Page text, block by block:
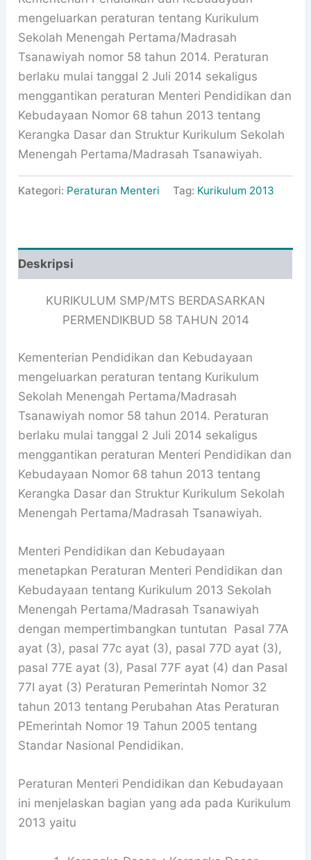
mengeluarkan peraturan tentang Kurikulum
Sekolah Menengah Pertama/Madrasah
Tsanawiyah nomor 58 tahun 2014. Peraturan
berlaku mulai tanggal 2 Juli 2014 sekaligus
menggantikan peraturan Menteri Pendidikan dan
Kebudayaan Nomor 68 tahun 2013 tentang
Kerangka Dasar dan Struktur Kurikulum Sekolah
Menengah Pertama/Madrasah Tsanawiyah.
Kategori: Peraturan Menteri Tag: Kurikulum 2013
Deskripsi
KURIKULUM SMP/MTS BERDASARKAN
PERMENDIKBUD 58 TAHUN 2014
Kementerian Pendidikan dan Kebudayaan
mengeluarkan peraturan tentang Kurikulum
Sekolah Menengah Pertama/Madrasah
Tsanawiyah nomor 58 tahun 2014. Peraturan
berlaku mulai tanggal 2 Juli 2014 sekaligus
menggantikan peraturan Menteri Pendidikan dan
Kebudayaan Nomor 68 tahun 2013 tentang
Kerangka Dasar dan Struktur Kurikulum Sekolah
Menengah Pertama/Madrasah Tsanawiyah.
Menteri Pendidikan dan Kebudayaan
menetapkan Peraturan Menteri Pendidikan dan
Kebudayaan tentang Kurikulum 2013 Sekolah
Menengah Pertama/Madrasah Tsanawiyah
dengan mempertimbangkan tuntutan Pasal 77A
ayat (3), pasal 77c ayat (3), pasal 77D ayat (3),
pasal 77E ayat (3), Pasal 77F ayat (4) dan Pasal
77I ayat (3) Peraturan Pemerintah Nomor 32
tahun 2013 tentang Perubahan Atas Peraturan
PEmerintah Nomor 19 Tahun 2005 tentang
Standar Nasional Pendidikan.
Peraturan Menteri Pendidikan dan Kebudayaan
ini menjelaskan bagian yang ada pada Kurikulum
2013 yaitu